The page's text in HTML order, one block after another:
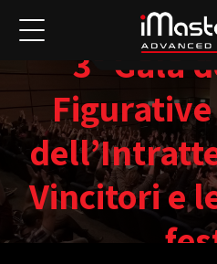
3° Galà
Vincitori e